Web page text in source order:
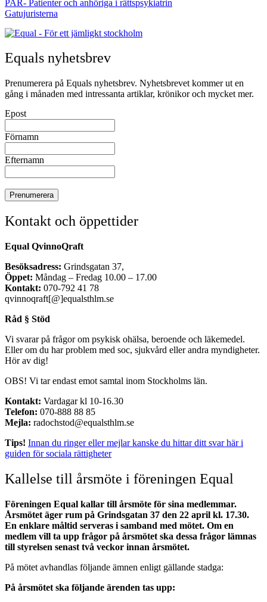
PAR- Patienter och anhöriga i rättspsykiatrin
Gatujuristerna
Equals nyhetsbrev
Prenumerera på Equals nyhetsbrev. Nyhetsbrevet kommer ut en
gång i månaden med intressanta artiklar, krönikor och mycket mer.
Epost
Förnamn
Efternamn
Kontakt och öppettider
Equal QvinnoQraft
Besöksadress: Grindsgatan 37,
Öppet: Måndag – Fredag 10.00 – 17.00
Kontakt: 070-792 41 78
qvinnoqraft[@]equalsthlm.se
Råd § Stöd
Vi svarar på frågor om psykisk ohälsa, beroende och läkemedel.
Eller om du har problem med soc, sjukvård eller andra myndigheter.
Hör av dig!
OBS! Vi tar endast emot samtal inom Stockholms län.
Kontakt: Vardagar kl 10-16.30
Telefon: 070-888 88 85
Mejla: radochstod@equalsthlm.se
Tips! Innan du ringer eller mejlar kanske du hittar ditt svar här i
guiden för sociala rättigheter
Kallelse till årsmöte i föreningen Equal
Föreningen Equal kallar till årsmöte för sina medlemmar.
Årsmötet äger rum på Grindsgatan 37 den 22 april kl. 17.30.
En enklare måltid serveras i samband med mötet. Om en
medlem vill ta upp frågor på årsmötet ska dessa frågor lämnas
till styrelsen senast två veckor innan årsmötet.
På mötet avhandlas följande ämnen enligt gällande stadga:
På årsmötet ska följande ärenden tas upp: